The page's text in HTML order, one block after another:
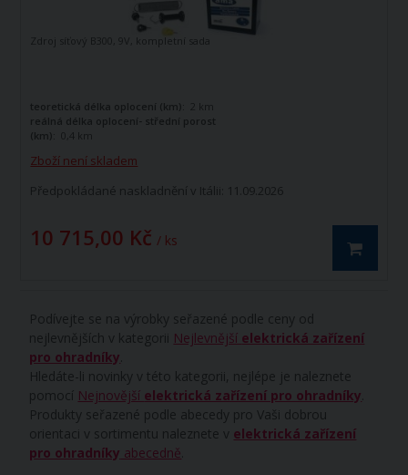
Zboží není skladem
Předpokládané naskladnění v Itálii: 11.09.2026
10 715,00 Kč / ks
Zdroj síťový B300, 9V, kompletní sada
teoretická délka oplocení (km):
2 km
reálná délka oplocení- střední porost
(km):
0,4 km
Podívejte se na výrobky seřazené podle ceny od
nejlevnějších v kategorii Nejlevnější elektrická zařízení
pro ohradníky
Hledáte-li novinky v této kategorii, nejlépe je naleznete
pomocí Nejnovější elektrická zařízení pro ohradníky
Produkty seřazené podle abecedy pro Vaši dobrou
orientaci v sortimentu naleznete v elektrická zařízení
pro ohradníky abecedně